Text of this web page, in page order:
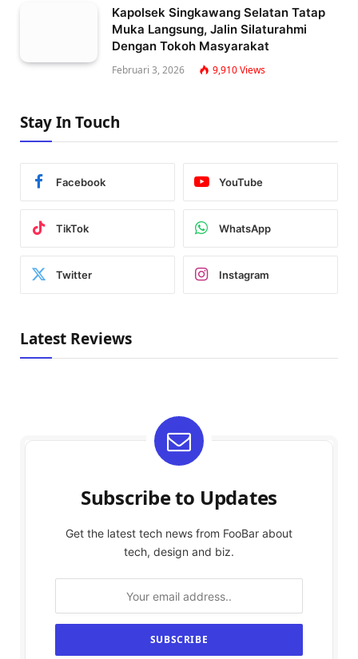
Kapolsek Singkawang Selatan Tatap
Muka Langsung, Jalin Silaturahmi
Dengan Tokoh Masyarakat
Februari 3, 2026 9,910Views
Stay In Touch
Facebook YouTube
TikTok WhatsApp
Twitter Instagram
Latest Reviews
Subscribe to Updates
Get the latest tech news from FooBar about
tech, design and biz.